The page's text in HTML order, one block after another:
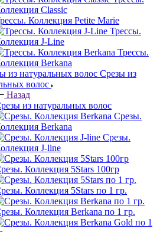
Classic
Коллекция Petite Marie
Трессы.
J-Line
Трессы.
Berkana
Срезы из
волос
Назад
из натуральных волос
Срезы.
Berkana
Срезы.
J-line
Коллекция 5Stars 100гр
Коллекция 5Stars по 1 гр.
Коллекция Berkana по 1 гр.